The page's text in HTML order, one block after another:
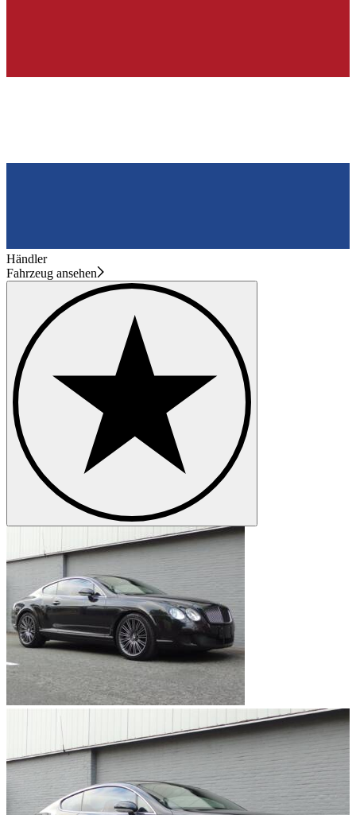
Händler
Fahrzeug ansehen